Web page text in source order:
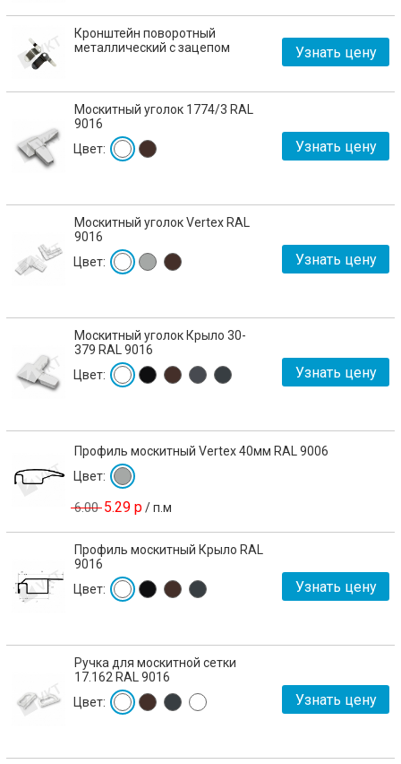
Кронштейн поворотный
металлический с зацепом
Узнать цену
Москитный уголок 1774/3 RAL
9016
Цвет:
Узнать цену
Москитный уголок Vertex RAL
9016
Цвет:
Узнать цену
Москитный уголок Крыло 30-
379 RAL 9016
Цвет:
Узнать цену
6.00 5.29 р/п.м
Профиль москитный Vertex 40мм RAL 9006
Цвет:
Профиль москитный Крыло RAL
9016
Цвет:
Узнать цену
Ручка для москитной сетки
17.162 RAL 9016
Цвет:
Узнать цену